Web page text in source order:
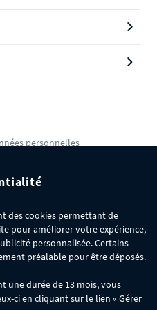
personnelles
cookies
avec le code BIKINI30
des cookies permettant de
pour améliorer votre expérience,
personnalisée. Certains
préalable pour être déposés.
une durée de 13 mois, vous
ci en cliquant sur le lien « Gérer